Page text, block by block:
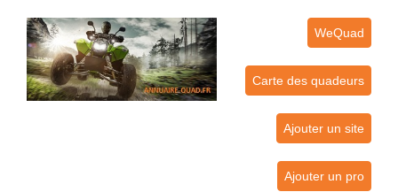
WeQuad
Carte des quadeurs
Ajouter un site
Ajouter un pro